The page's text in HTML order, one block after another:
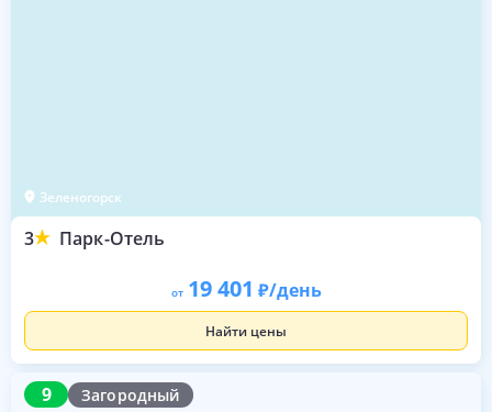
Зеленогорск
3 Парк-Отель
от 19 401 /день
Найти цены
9 Загородный
9